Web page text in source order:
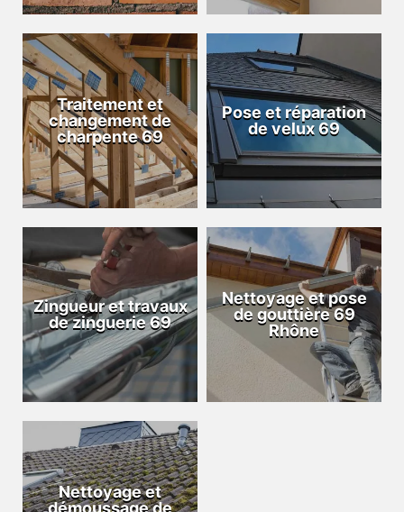
Traitement et
changement de
charpente 69
Pose et réparation
de velux 69
Zingueur et travaux
de zinguerie 69
Nettoyage et pose
de gouttière 69
Rhône
Nettoyage et
démoussage de